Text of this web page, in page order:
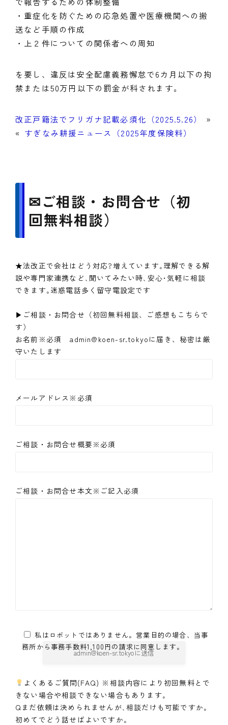
・重症化を防ぐための応急処置や医療機関への搬
送など手順の作成
・上２件についての関係者への周知
を要し、違反は安全配慮義務懈怠で6カ月以下の拘
禁または50万円以下の罰金が科されます。
改正戸籍法でフリガナ記載必須化（2025.5.26）
»
« すぎなみ耕援ニュース（2025年度保険料）
✉ご相談・お問合せ（初
回無料相談）
★法改正で会社はどう対応?増えています｡理解できる解
説や専門家連携など､聞いてみたい時､安心･気軽に相談
できます｡迷惑電話多く留守電設定です
▶ご相談・お問合せ（初回無料相談、ご感想もこちらで
す）
お名前※必須 admin@koen-sr.tokyoに届き、秘密は厳
守いたします
メールアドレス※必須
ご相談・お問合せ概要※必須
ご相談・お問合せ本文※ご記入必須
私はロボットではありません。営業目的の場合、当事
務所から事務手数料1,100円の請求に同意します。
よくあるご質問(FAQ) ※相談内容により初回無料とで
きない場合や相談できない場合もあります｡
Qまだ依頼は決められませんが､相談だけも可能ですか｡
初めてでどう話せばよいですか｡